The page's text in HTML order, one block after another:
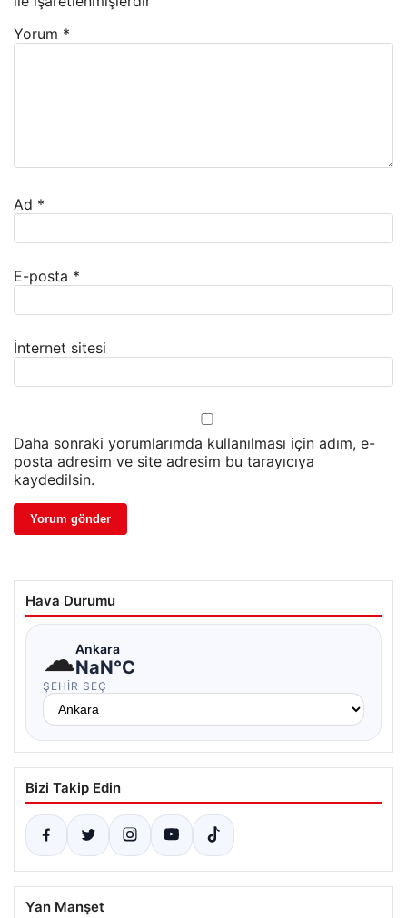
Yorum *
Ad *
E-posta *
İnternet sitesi
Daha sonraki yorumlarımda kullanılması için adım, e-
posta adresim ve site adresim bu tarayıcıya
kaydedilsin.
Hava Durumu
☁Ankara
NaN°C
ŞEHIR SEÇ
Bizi Takip Edin
Yan Manşet